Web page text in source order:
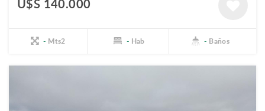
U$S 140.000
- Mts2 - Hab - Baños